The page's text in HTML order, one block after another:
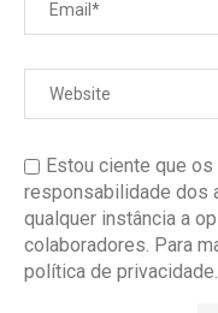
Estou ciente que
responsabilidade dos
qualquer instância a
colaboradores. Para
política de privacidade.